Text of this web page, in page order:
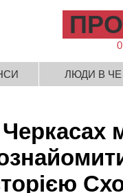
ПРО
ЛЮДИ В ЧЕ